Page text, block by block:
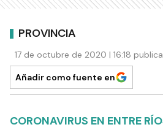
PROVINCIA
17 de octubre de 2020 | 16:18
Añadir como fuente en
CORONAVIRUS EN ENTRE